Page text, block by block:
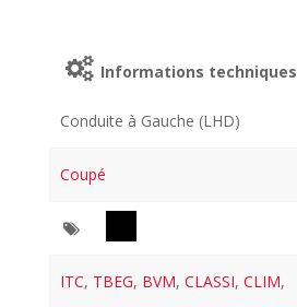
Informations techniques
Conduite à Gauche (LHD)
Coupé
ITC, TBEG, BVM,CLASSI,CLIM,